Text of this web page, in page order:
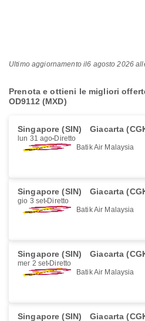
Ultimo aggiornamento il6 agosto 2026
Prenota e ottieni le migliori
OD9112 (MXD)
Singapore (SIN) Giacarta
lun 31 ago Diretto
Batik Air Malaysia
Singapore (SIN) Giacarta
gio 3 set Diretto
Batik Air Malaysia
Singapore (SIN) Giacarta
mer 2 set Diretto
Batik Air Malaysia
Singapore (SIN) Giacarta